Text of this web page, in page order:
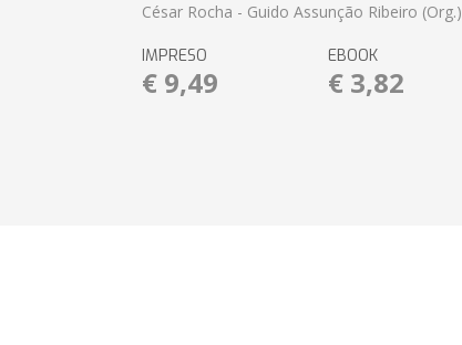
César Rocha - Guido Assunção Ribeiro (Org.)
IMPRESO
€ 9,49
EBOOK
€ 3,82